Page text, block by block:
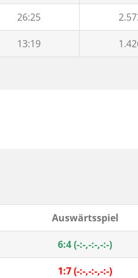
26:25
13:19
Auswärtsspiel
6:4 (-:-,-:-,-:-)
1:7 (-:-,-:-,-:-)